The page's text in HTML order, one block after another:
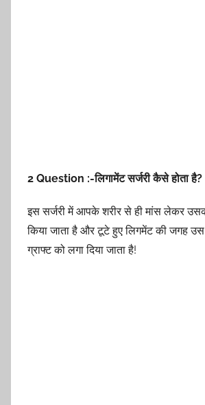
2 Question :-लिगामेंट सर्जरी कैसे होता है?
इस सर्जरी में आपके शरीर से ही मांस लेकर
किया जाता है और टूटे हुए लिगमेंट की जगह
ग्राफ्ट को लगा दिया जाता है!